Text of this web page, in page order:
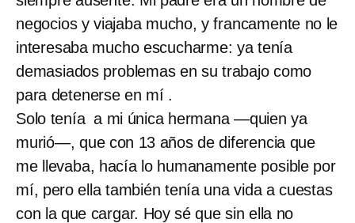
negocios y viajaba mucho, y francamente no le
interesaba mucho escucharme: ya tenía
demasiados problemas en su trabajo como
para detenerse en mí .
Solo tenía a mi única hermana —quien ya
murió—, que con 13 años de diferencia que
me llevaba, hacía lo humanamente posible por
mí, pero ella también tenía una vida a cuestas
con la que cargar. Hoy sé que sin ella no